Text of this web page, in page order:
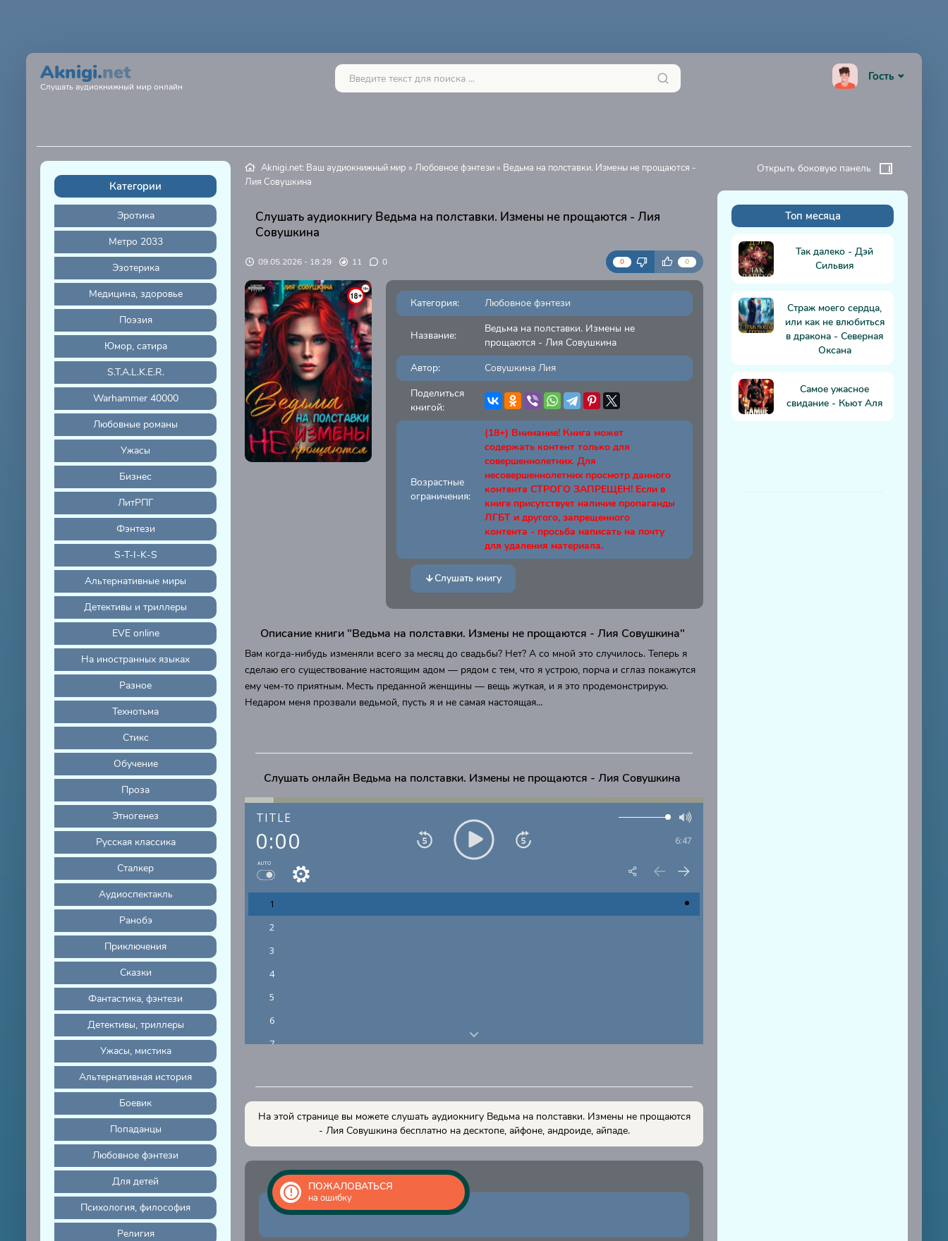
Aknigi.net
Слушать аудиокнижный мир онлайн
Гость
Категории
Эротика
Метро 2033
Эзотерика
Медицина, здоровье
Поэзия
Юмор, сатира
S.T.A.L.K.E.R.
Warhammer 40000
Любовные романы
Ужасы
Бизнес
ЛитРПГ
Фэнтези
S-T-I-K-S
Альтернативные миры
Детективы и триллеры
EVE online
На иностранных языках
Разное
Технотьма
Стикс
Обучение
Проза
Этногенез
Русская классика
Сталкер
Аудиоспектакль
Ранобэ
Приключения
Сказки
Фантастика, фэнтези
Детективы, триллеры
Ужасы, мистика
Альтернативная история
Боевик
Попаданцы
Любовное фэнтези
Для детей
Психология, философия
Религия
Aknigi.net: Ваш аудиокнижный мир » Любовное фэнтези » Ведьма на полставки. Измены не прощаются -
Лия Совушкина
Слушать аудиокнигу Ведьма на полставки. Измены не прощаются - Лия
Совушкина
09.05.2026 - 18:29 11 0 0 0
Категория: Любовное фэнтези
Название:
Ведьма на полставки. Измены не
прощаются - Лия Совушкина
Автор:
Совушкина Лия
Поделиться
книгой:
Возрастные
ограничения:
(18+) Внимание! Книга может
содержать контент только для
совершеннолетних. Для
несовершеннолетних просмотр данного
контента СТРОГО ЗАПРЕЩЕН! Если в
книге присутствует наличие пропаганды
ЛГБТ и другого, запрещенного
контента - просьба написать на почту
для удаления материала.
Слушать книгу
Описание книги "Ведьма на полставки. Измены не прощаются - Лия Совушкина"
Вам когда-нибудь изменяли всего за месяц до свадьбы? Нет? А со мной это случилось. Теперь я
сделаю его существование настоящим адом — рядом с тем, что я устрою, порча и сглаз покажутся
ему чем-то приятным. Месть преданной женщины — вещь жуткая, и я это продемонстрирую.
Недаром меня прозвали ведьмой, пусть я и не самая настоящая…
Слушать онлайн Ведьма на полставки. Измены не прощаются - Лия Совушкина
TITLE
0:00 6:47
AUTO
1
2
3
4
5
6
7
9
10
12
13
14
На этой странице вы можете слушать аудиокнигу Ведьма на полставки. Измены не прощаются
- Лия Совушкина бесплатно на десктопе, айфоне, андроиде, айпаде.
ПОЖАЛОВАТЬСЯ
на ошибку
Открыть боковую панель
Топ месяца
Так далеко - Дэй
Сильвия
Страж моего сердца,
или как не влюбиться
в дракона - Северная
Оксана
Самое ужасное
свидание - Кьют Аля